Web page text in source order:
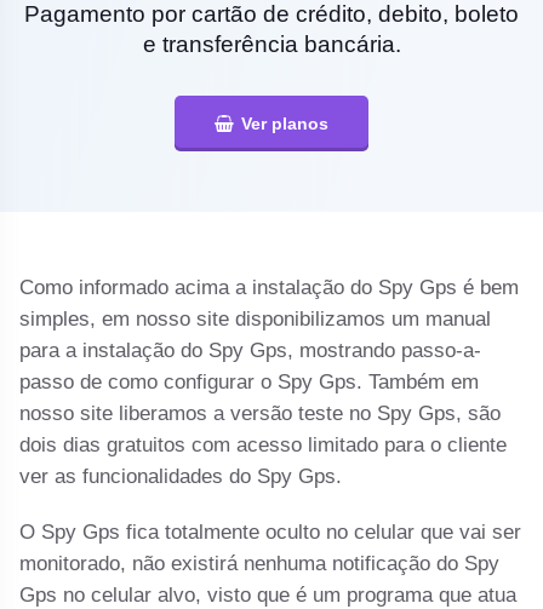
Pagamento por cartão de crédito, debito, boleto
e transferência bancária.
Ver planos
Como informado acima a instalação do Spy Gps é bem
simples, em nosso site disponibilizamos um manual
para a instalação do Spy Gps, mostrando passo-a-
passo de como configurar o Spy Gps. Também em
nosso site liberamos a versão teste no Spy Gps, são
dois dias gratuitos com acesso limitado para o cliente
ver as funcionalidades do Spy Gps.
O Spy Gps fica totalmente oculto no celular que vai ser
monitorado, não existirá nenhuma notificação do Spy
Gps no celular alvo, visto que é um programa que atua